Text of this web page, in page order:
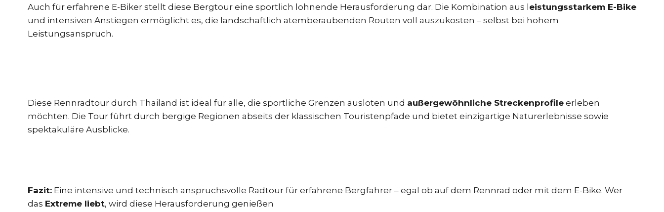
Auch für erfahrene E-Biker stellt diese Bergtour eine sportlich lohnende Herausforderung dar. Die Kombination aus l eistungsstarkem E-Bike
und intensiven Anstiegen ermöglicht es, die landschaftlich atemberaubenden Routen voll auszukosten – selbst bei hohem
Leistungsanspruch.
Diese Rennradtour durch Thailand ist ideal für alle, die sportliche Grenzen ausloten und außergewöhnliche Streckenprofile erleben
möchten. Die Tour führt durch bergige Regionen abseits der klassischen Touristenpfade und bietet einzigartige Naturerlebnisse sowie
spektakuläre Ausblicke.
Fazit: Eine intensive und technisch anspruchsvolle Radtour für erfahrene Bergfahrer – egal ob auf dem Rennrad oder mit dem E-Bike. Wer
das Extreme liebt, wird diese Herausforderung genießen